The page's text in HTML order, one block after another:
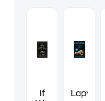
If
Lapvona